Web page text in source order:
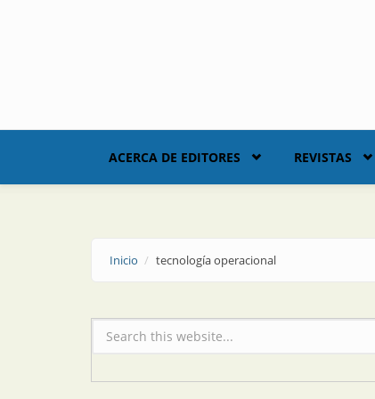
ACERCA DE EDITORES REVISTAS
Inicio tecnología operacional
Formulario de búsqueda